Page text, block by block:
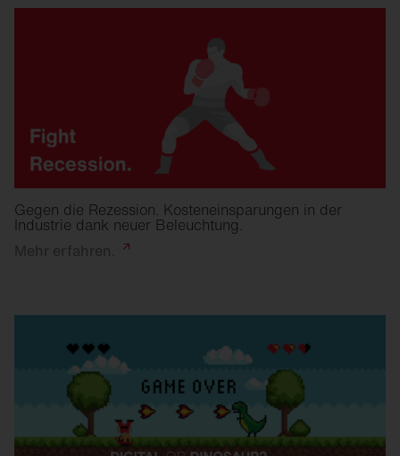
Gegen die Rezession. Kosteneinsparungen in der
Industrie dank neuer Beleuchtung.
Mehr erfahren.